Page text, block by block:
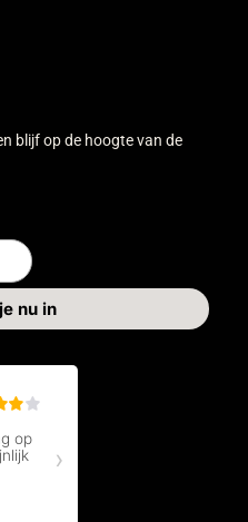
blijf op de hoogte van de